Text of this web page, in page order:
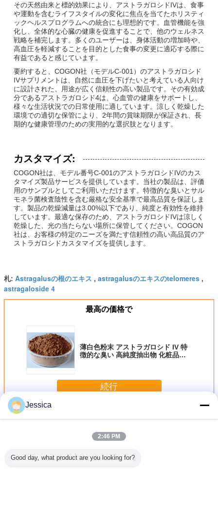
その天然由来と標的効果により、アストラガロシドIVは、食事
や運動を含むライフスタイルの変化に焦点を当てたホリスティ
ックヘルスプログラムへの統合にも理想的です。血管機能を強
化し、全体的な心臓の健康を促進することで、他のウェルネス
戦略を補完します。多くのユーザーは、身体活動の増加時や、
高血圧を軽減することを目的とした食事の変更に適応する際に
有益であると感じています。
要約すると、COGON社（モデルC-001）のアストラガロシド
IVサプリメントは、自然に血圧を下げたいと考えている人向け
に設計された、用途が広く信頼性の高い製品です。その有効成
分であるアストラガロシド4は、心血管の健康をサポートし、
様々な生活状況での日常使用に適しています。涼しく乾燥した
環境での適切な保管により、2年間の賞味期限が保証され、長
期的な健康管理のための実用的な選択肢となります。
カスタマイズ:
COGON社は、モデル番号C-001のアストラガロシドIVのカス
タマイズ製品サービスを提供しています。当社の製品は、評価
用のサンプルとしてご利用いただけます。特徴的な臭いとサル
モネラ菌検査陰性を含む厳格な安全基準で最高品質を保証しま
す。製品の乾燥減量は3.00%以下であり、純度と有効性を維持
しています。最適な保存のため、アストラガロシドIVは涼しく
乾燥した、光の当たらない場所に保管してください。COGON
社は、お客様の特定のニーズを満たす信頼性の高い高品質のア
ストラガロシドカスタマイズを提供します。
札: Astragalusの根のエキス , astragalusのエキスのtelomeres ,
astragaloside 4
最高の価格で
薄白色粉末 アストラガロシド IV 特
徴的な臭い 高純度抽出物 化粧品お
続行
多くアストラガロサイドIV
Jessica
2:46 PM
Good day, what product are you looking for?